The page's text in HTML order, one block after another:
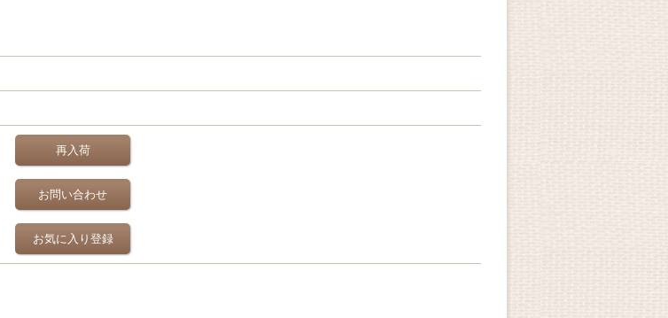
再入荷
お問い合わせ
お気に入り登録